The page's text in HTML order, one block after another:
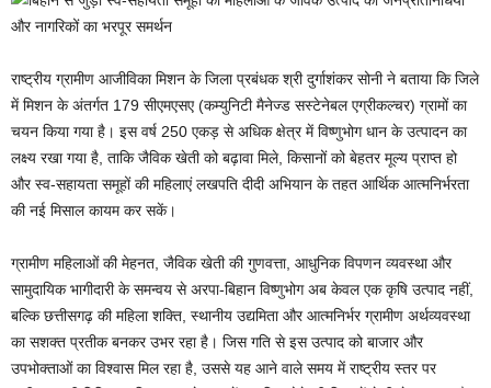
राष्ट्रीय ग्रामीण आजीविका मिशन के जिला प्रबंधक श्री दुर्गाशंकर सोनी ने बताया कि जिले
में मिशन के अंतर्गत 179 सीएमएसए (कम्युनिटी मैनेज्ड सस्टेनेबल एग्रीकल्चर) ग्रामों का
चयन किया गया है। इस वर्ष 250 एकड़ से अधिक क्षेत्र में विष्णुभोग धान के उत्पादन का
लक्ष्य रखा गया है, ताकि जैविक खेती को बढ़ावा मिले, किसानों को बेहतर मूल्य प्राप्त हो
और स्व-सहायता समूहों की महिलाएं लखपति दीदी अभियान के तहत आर्थिक आत्मनिर्भरता
की नई मिसाल कायम कर सकें।
ग्रामीण महिलाओं की मेहनत, जैविक खेती की गुणवत्ता, आधुनिक विपणन व्यवस्था और
सामुदायिक भागीदारी के समन्वय से अरपा-बिहान विष्णुभोग अब केवल एक कृषि उत्पाद नहीं,
बल्कि छत्तीसगढ़ की महिला शक्ति, स्थानीय उद्यमिता और आत्मनिर्भर ग्रामीण अर्थव्यवस्था
का सशक्त प्रतीक बनकर उभर रहा है। जिस गति से इस उत्पाद को बाजार और
उपभोक्ताओं का विश्वास मिल रहा है, उससे यह आने वाले समय में राष्ट्रीय स्तर पर